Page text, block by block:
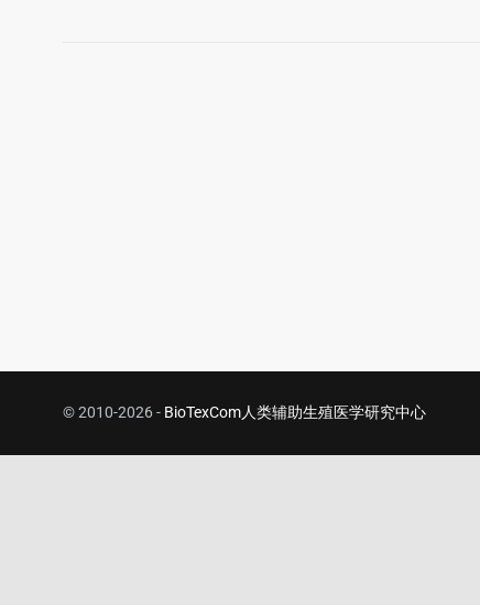
© 2010-2026 - BioTexCom人类辅助生殖医学研究中心